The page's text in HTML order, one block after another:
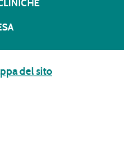
del sito